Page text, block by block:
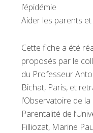
l’épidémie
Aider les parents
Cette fiche a été
proposés par le
du Professeur
Bichat, Paris, et
l’Observatoire de
Parentalité de
Filliozat, Marine